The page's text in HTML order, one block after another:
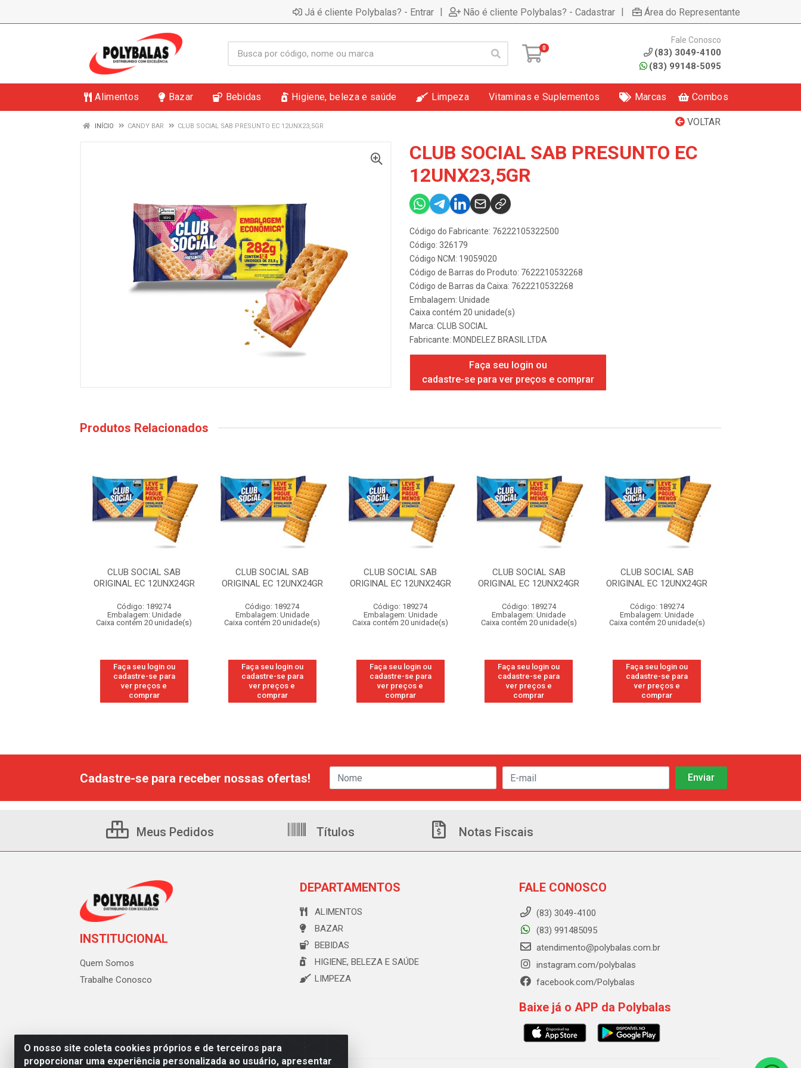
Já é cliente Polybalas? - Entrar | Não é cliente Polybalas? - Cadastrar | Área do Representante
0
Fale Conosco
(83) 3049-4100
(83) 99148-5095
Alimentos Bazar Bebidas Higiene, beleza e saúde Limpeza Vitaminas e Suplementos Marcas Combos
VOLTAR
INÍCIO CANDY BAR CLUB SOCIAL SAB PRESUNTO EC 12UNX23,5GR
CLUB SOCIAL SAB PRESUNTO EC
12UNX23,5GR
Código do Fabricante: 76222105322500
Código: 326179
Código NCM: 19059020
Código de Barras do Produto: 7622210532268
Código de Barras da Caixa: 7622210532268
Embalagem: Unidade
Caixa contém 20 unidade(s)
Marca: CLUB SOCIAL
Fabricante: MONDELEZ BRASIL LTDA
Faça seu login ou
cadastre-se para ver preços e comprar
Produtos Relacionados
CLUB SOCIAL SAB
ORIGINAL EC 12UNX24GR
Código: 189274
Embalagem: Unidade
Caixa contém 20 unidade(s)
Faça seu login ou
cadastre-se para
ver preços e
comprar
CLUB SOCIAL SAB
ORIGINAL EC 12UNX24GR
Código: 189274
Embalagem: Unidade
Caixa contém 20 unidade(s)
Faça seu login ou
cadastre-se para
ver preços e
comprar
CLUB SOCIAL SAB
ORIGINAL EC 12UNX24GR
Código: 189274
Embalagem: Unidade
Caixa contém 20 unidade(s)
Faça seu login ou
cadastre-se para
ver preços e
comprar
CLUB SOCIAL SAB
ORIGINAL EC 12UNX24GR
Código: 189274
Embalagem: Unidade
Caixa contém 20 unidade(s)
Faça seu login ou
cadastre-se para
ver preços e
comprar
CLUB SOCIAL SAB
ORIGINAL EC 12UNX24GR
Código: 189274
Embalagem: Unidade
Caixa contém 20 unidade(s)
Faça seu login ou
cadastre-se para
ver preços e
comprar
O nosso site coleta cookies próprios e de terceiros para
proporcionar uma experiência personalizada ao usuário, apresentar
Cadastre-se para receber nossas ofertas!
Meus Pedidos Títulos Notas Fiscais
INSTITUCIONAL
Quem Somos
Trabalhe Conosco
DEPARTAMENTOS
ALIMENTOS
BAZAR
BEBIDAS
HIGIENE, BELEZA E SAÚDE
LIMPEZA
FALE CONOSCO
(83) 3049-4100
(83) 991485095
atendimento@polybalas.com.br
instagram.com/polybalas
facebook.com/Polybalas
Baixe já o APP da Polybalas